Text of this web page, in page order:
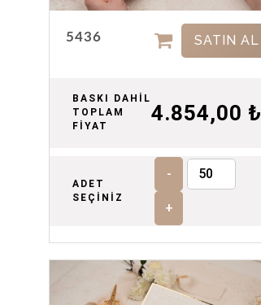
5436 SATIN AL
BASKI DAHİL
TOPLAM
FİYAT
4.854,00 ₺
ADET
SEÇİNİZ
-
+